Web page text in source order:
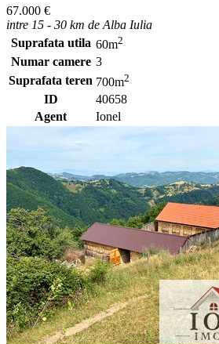
67.000 €
intre 15 - 30 km de Alba Iulia
Suprafata utila 60m2
Numar camere 3
Suprafata teren 700m2
ID
40658
Agent
Ionel